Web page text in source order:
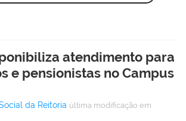
atendimento para
e pensionistas no Campus
da Reitoria última modificação em